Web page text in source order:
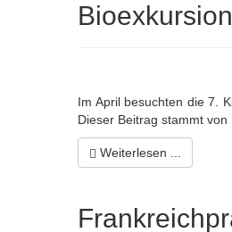
Im April besuchten die 7.
Dieser Beitrag stammt
Weiterlesen ...